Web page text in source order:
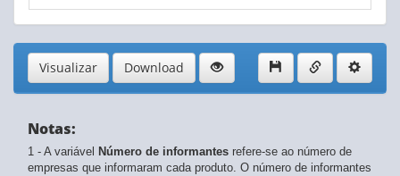
Visualizar Download
Notas:
1 - A variável Número de informantes refere-se ao número de
empresas que informaram cada produto. O número de informantes